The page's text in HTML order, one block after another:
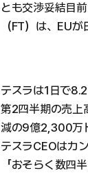
とも交渉妥結目
（FT）は、EU
テスラは1日で
第2四半期の売
減の9億2,300万
テスラCEOはカ
「おそらく数四